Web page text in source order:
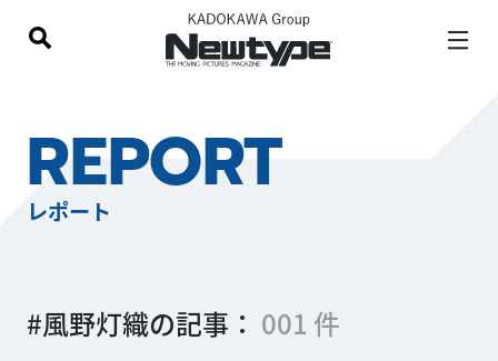
REPORT
レポート
#風野灯織の記事： 001 件